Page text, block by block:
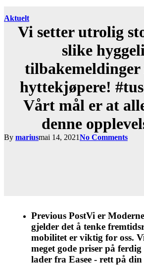
Aktuelt
Vi setter utrolig
slike
tilbakemeldinger
hyttekjøpere!
Vårt mål er at
denne
By mariusmai 14, 2021No Comments
Previous PostVi er
gjelder det å tenke
mobilitet er viktig for oss.
meget gode priser på
lader fra Easee - rett på din